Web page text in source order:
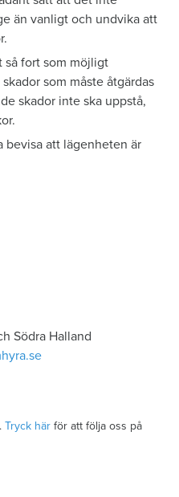
än vanligt och undvika att
så fort som möjligt
som måste åtgärdas
skador inte ska uppstå,
bevisa att lägenheten är
Södra Halland
Tryck här för att följa oss på